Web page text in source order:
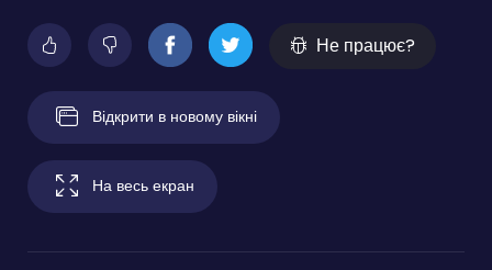
Не працює?
Відкрити в новому вікні
На весь екран